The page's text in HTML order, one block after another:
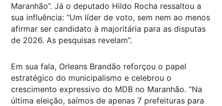
Maranhão”. Já o deputado Hildo Rocha ressaltou a
sua influência: “Um líder de voto, sem nem ao menos
afirmar ser candidato à majoritária para as disputas
de 2026. As pesquisas revelam”.
Em sua fala, Orleans Brandão reforçou o papel
estratégico do municipalismo e celebrou o
crescimento expressivo do MDB no Maranhão. “Na
última eleição, saímos de apenas 7 prefeituras para